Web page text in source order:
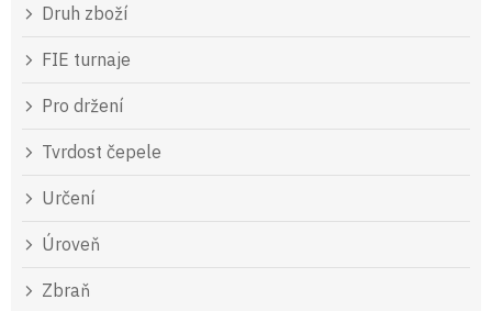
Druh zboží
FIE turnaje
Pro držení
Tvrdost čepele
Určení
Úroveň
Zbraň